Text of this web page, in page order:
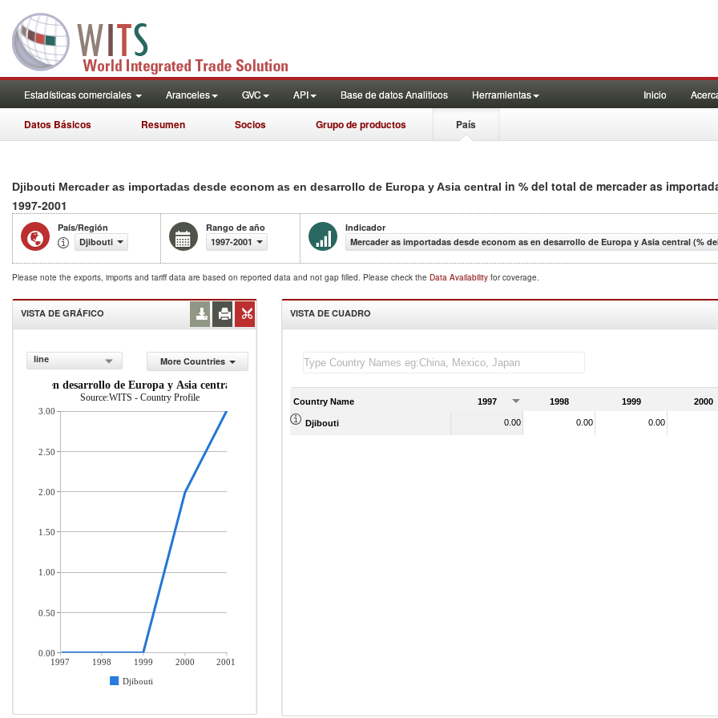
Estadísticas comerciales Aranceles GVC API Base de datos Analiticos Herramientas Inicio
Datos Básicos Resumen Socios Grupo de productos País
Djibouti Mercader as importadas desde econom as en desarrollo de Europa y Asia central in % del total de mercader as
1997-2001
País/Región
Djibouti
Rango de año
1997-2001
Indicador
Mercader as importadas desde econom as en desarrollo de Europa y Asia central (%
Please note the exports, imports and tariff data are based on reported data and not gap filled. Please check the Data Availability for coverage.
VISTA DE GRÁFICO
line
More Countries
as en desarrollo de Europa y Asia central (% del total de mercader as importadas)
Source:WITS - Country Profile
1997 1998 1999 2000
2001
Djibouti
3.00
2.50
2.00
1.50
1.00
0.50
0.00
VISTA DE CUADRO
Country Name 1997 1998 1999 2000
Djibouti 0.00 0.00 0.00